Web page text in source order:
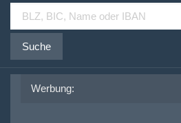
Suche
Werbung: